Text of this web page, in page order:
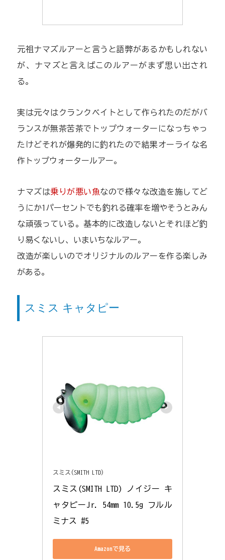
元祖ナマズルアーと言うと語弊があるかもしれない
が、ナマズと言えばこのルアーがまず思い出され
る。
実は元々はクランクベイトとして作られたのだがバ
ランスが無茶苦茶でトップウォーターになっちゃっ
たけどそれが爆発的に釣れたので結果オーライな名
作トップウォータールアー。
ナマズは乗りが悪い魚なので様々な改造を施してど
うにか1パーセントでも釣れる確率を増やそうとみん
な頑張っている。基本的に改造しないとそれほど釣
り易くないし、いまいちなルアー。
改造が楽しいのでオリジナルのルアーを作る楽しみ
がある。
スミス キャタピー
スミス(SMITH LTD)
スミス(SMITH LTD) ノイジー キ
ャタピーJr. 54mm 10.5g フルル
ミナス #5
Amazonで見る